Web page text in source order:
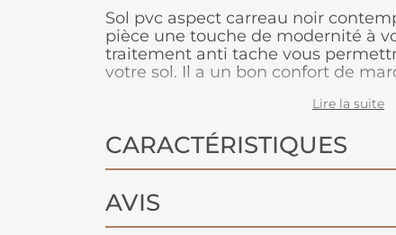
Sol pvc aspect carreau noir
pièce une touche de modernité à
traitement anti tache vous
votre sol. Il a un bon confort de
Lire la suite
CARACTÉRISTIQUES
AVIS